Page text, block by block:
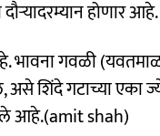
दौऱ्यादरम्यान होणार आहे.
भावना गवळी
शिंदे गटाच्या एका
आहे.(amit shah)